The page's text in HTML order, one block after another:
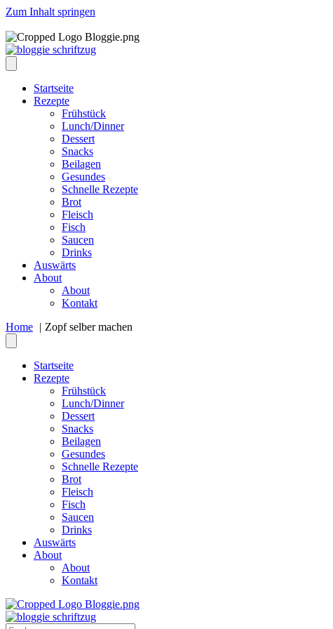
Zum Inhalt springen
Startseite
Rezepte
Frühstück
Lunch/Dinner
Dessert
Snacks
Beilagen
Gesundes
Schnelle Rezepte
Brot
Fleisch
Fisch
Saucen
Drinks
Auswärts
About
About
Kontakt
Home
Zopf selber machen
Startseite
Rezepte
Frühstück
Lunch/Dinner
Dessert
Snacks
Beilagen
Gesundes
Schnelle Rezepte
Brot
Fleisch
Fisch
Saucen
Drinks
Auswärts
About
About
Kontakt